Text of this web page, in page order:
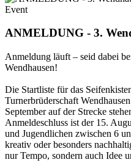
Event
ANMELDUNG - 3.
Anmeldung läuft – seid dabei
Wendhausen!
Die Startliste für das
Turnerbrüderschaft
September auf der Strecke
Anmeldeschluss ist der 15.
und Jugendlichen zwischen 6
kreativ oder besonders
nur Tempo, sondern auch Idee